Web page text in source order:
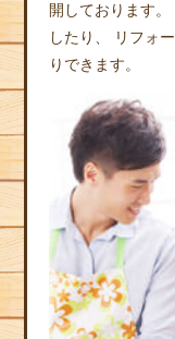
開しております。
したり、
リフォ
りできます。